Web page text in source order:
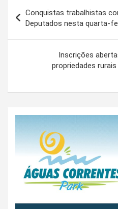
de
Post
Conquistas trabalhistas
Deputados nesta quarta-
Inscrições
propriedades